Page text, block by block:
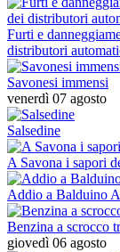
Furti e
distributori
Savonesi immensi
venerdì 07 agosto
Salsedine
A Savona i sapori
Addio a Balduino
Benzina a scrocco
giovedì 06 agosto